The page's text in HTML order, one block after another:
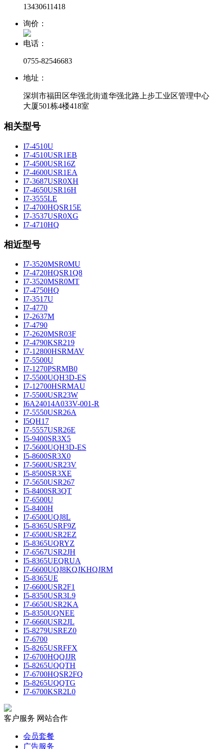
13430611418
询价：
电话：
0755-82546683
地址：
深圳市福田区华强北街道华强北路上步工业区管理中心
大厦501栋4楼418室
相关型号
I7-4510U
I7-4510USR1EB
I7-4500USR16Z
I7-4600USR1EA
I7-3687USR0XH
I7-4650USR16H
I7-3555LE
I7-4700HQSR15E
I7-3537USR0XG
I7-4710HQ
相近型号
I7-3520MSR0MU
I7-4720HQSR1Q8
I7-3520MSR0MT
I7-4750HQ
I7-3517U
I7-4770
I7-2637M
I7-4790
I7-2620MSR03F
I7-4790KSR219
I7-12800HSRMAV
I7-5500U
I7-1270PSRMB0
I7-5500UQH3D-ES
I7-12700HSRMAU
I7-5500USR23W
I6A24014A033V-001-R
I7-5550USR26A
I5QH17
I7-5557USR26E
I5-9400SR3X5
I7-5600UQH3D-ES
I5-8600SR3X0
I7-5600USR23V
I5-8500SR3XE
I7-5650USR267
I5-8400SR3QT
I7-6500U
I5-8400H
I7-6500UQJ8L
I5-8365USRF9Z
I7-6500USR2EZ
I5-8365UQRYZ
I7-6567USR2JH
I5-8365UEQRUA
I7-6600UQJ8KQJKHQJRM
I5-8365UE
I7-6600USR2F1
I5-8350USR3L9
I7-6650USR2KA
I5-8350UQNEE
I7-6660USR2JL
I5-8279USREZ0
I7-6700
I5-8265USRFFX
I7-6700HQQJJR
I5-8265UQQTH
I7-6700HQSR2FQ
I5-8265UQQTG
I7-6700KSR2L0
客户服务 网站合作
会员套餐
广告服务